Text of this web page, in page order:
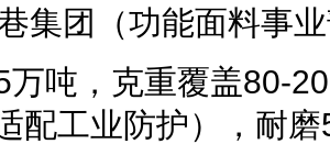
集团（功能面料事
万吨，克重覆盖80-
配工业防护），耐